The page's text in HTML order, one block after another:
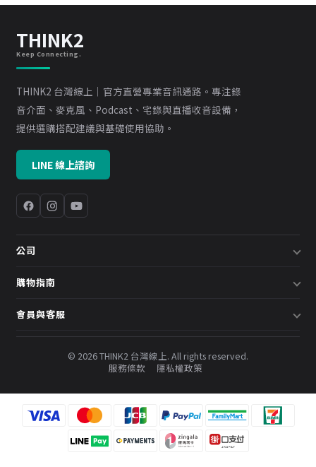
THINK2
Keep Connecting.
THINK2 台灣線上｜官方直營專業音訊通路。專注錄
音介面、麥克風、Podcast、宅錄與直播收音設備，
提供選購搭配建議與基礎使用協助。
LINE 線上諮詢
公司
關於我們
預約諮詢
購物指南
配送說明
常見問題
會員與客服
會員中心
© 2026 THINK2 台灣線上. All rights reserved.
服務條款
隱私權政策